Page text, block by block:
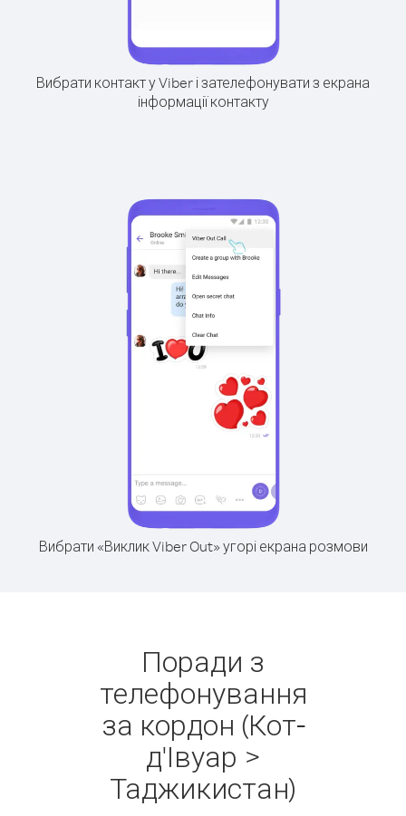
Вибрати контакт у Viber і зателефонувати з екрана
інформації контакту
Вибрати «Виклик Viber Out» угорі екрана розмови
Поради з
телефонування
за кордон (Кот-
д'Івуар >
Таджикистан)